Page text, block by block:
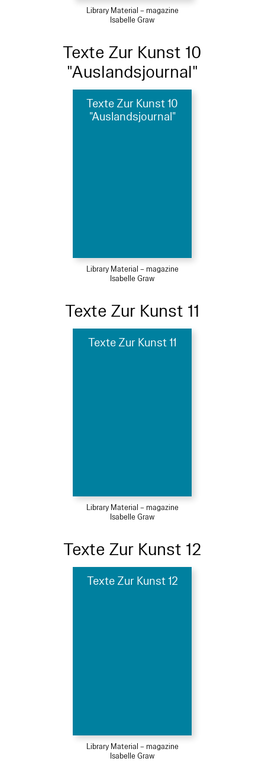
Library Material – magazine
Isabelle Graw
Texte Zur Kunst 10
"Auslandsjournal"
Texte Zur Kunst 10
"Auslandsjournal"
Library Material – magazine
Isabelle Graw
Texte Zur Kunst 11
Texte Zur Kunst 11
Library Material – magazine
Isabelle Graw
Texte Zur Kunst 12
Texte Zur Kunst 12
Library Material – magazine
Isabelle Graw